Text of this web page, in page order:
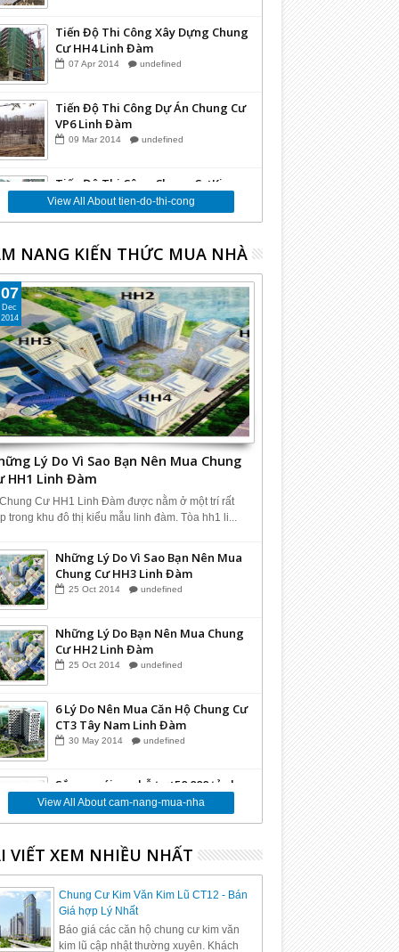
Tiến Độ Thi Công Xây Dựng Chung
Cư HH4 Linh Đàm
07 Apr 2014 undefined
Tiến Độ Thi Công Dự Án Chung Cư
VP6 Linh Đàm
09 Mar 2014 undefined
Tiến Độ Thi Công Chung Cư Kim
Văn Kim Lũ CT12C
09 Nov 2013 undefined
Tiến Độ Thi Công Chung Cư Kim
Văn Kim Lũ CT12A
06 Nov 2013 undefined
View All About tien-do-thi-cong
NANG KIẾN THỨC MUA NHÀ
Lý Do Vì Sao Bạn Nên Mua Chung
HH1 Linh Đàm
07
Dec
2014
Cư HH1 Linh Đàm được nằm ở một trí rất
trong khu đô thị kiểu mẫu linh đàm. Tòa hh1 li...
Những Lý Do Vì Sao Bạn Nên Mua
Chung Cư HH3 Linh Đàm
25 Oct 2014 undefined
Những Lý Do Bạn Nên Mua Chung
Cư HH2 Linh Đàm
25 Oct 2014 undefined
6 Lý Do Nên Mua Căn Hộ Chung Cư
CT3 Tây Nam Linh Đàm
30 May 2014 undefined
Sắp ra gói vay hỗ trợ 50.000 tỷ cho
Bất Động Sản
24 Mar 2014 undefined
Những Lý Do Vì Sao Bạn Nên Mua
Căn Hộ Tại Dự án Chung Cư VP6
Linh Đàm
12 Mar 2014 undefined
View All About cam-nang-mua-nha
VIẾT XEM NHIỀU NHẤT
Chung Cư Kim Văn Kim Lũ CT12 - Bán
Giá hợp Lý Nhất
Báo giá các căn hộ chung cư kim văn
kim lũ cập nhật thường xuyên. Khách